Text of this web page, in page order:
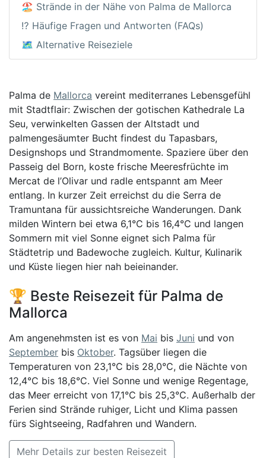
🏖️ Strände in der Nähe von Palma de Mallorca
⁉️ Häufige Fragen und Antworten (FAQs)
🗺️ Alternative Reiseziele
Palma de Mallorca vereint mediterranes Lebensgefühl
mit Stadtflair: Zwischen der gotischen Kathedrale La
Seu, verwinkelten Gassen der Altstadt und
palmengesäumter Bucht findest du Tapasbars,
Designshops und Strandmomente. Spaziere über den
Passeig del Born, koste frische Meeresfrüchte im
Mercat de l’Olivar und radle entspannt am Meer
entlang. In kurzer Zeit erreichst du die Serra de
Tramuntana für aussichtsreiche Wanderungen. Dank
milden Wintern bei etwa 6,1°C bis 16,4°C und langen
Sommern mit viel Sonne eignet sich Palma für
Städtetrip und Badewoche zugleich. Kultur, Kulinarik
und Küste liegen hier nah beieinander.
🏆 Beste Reisezeit für Palma de
Mallorca
Am angenehmsten ist es von Mai bis Juni und von
September bis Oktober. Tagsüber liegen die
Temperaturen von 23,1°C bis 28,0°C, die Nächte von
12,4°C bis 18,6°C. Viel Sonne und wenige Regentage,
das Meer erreicht von 17,1°C bis 25,3°C. Außerhalb der
Ferien sind Strände ruhiger, Licht und Klima passen
fürs Sightseeing, Radfahren und Wandern.
Mehr Details zur besten Reisezeit